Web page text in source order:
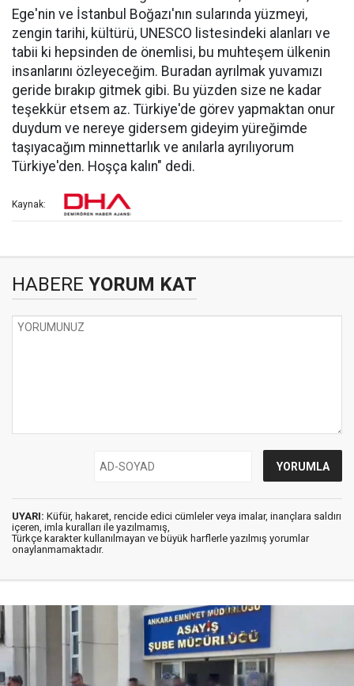
Ege'nin ve İstanbul Boğazı'nın sularında yüzmeyi,
zengin tarihi, kültürü, UNESCO listesindeki alanları ve
tabii ki hepsinden de önemlisi, bu muhteşem ülkenin
insanlarını özleyeceğim. Buradan ayrılmak yuvamızı
geride bırakıp gitmek gibi. Bu yüzden size ne kadar
teşekkür etsem az. Türkiye'de görev yapmaktan onur
duydum ve nereye gidersem gideyim yüreğimde
taşıyacağım minnettarlık ve anılarla ayrılıyorum
Türkiye'den. Hoşça kalın" dedi.
Kaynak:
HABERE YORUM KAT
UYARI: Küfür, hakaret, rencide edici cümleler veya imalar, inançlara saldırı
içeren, imla kuralları ile yazılmamış,
Türkçe karakter kullanılmayan ve büyük harflerle yazılmış yorumlar
onaylanmamaktadır.